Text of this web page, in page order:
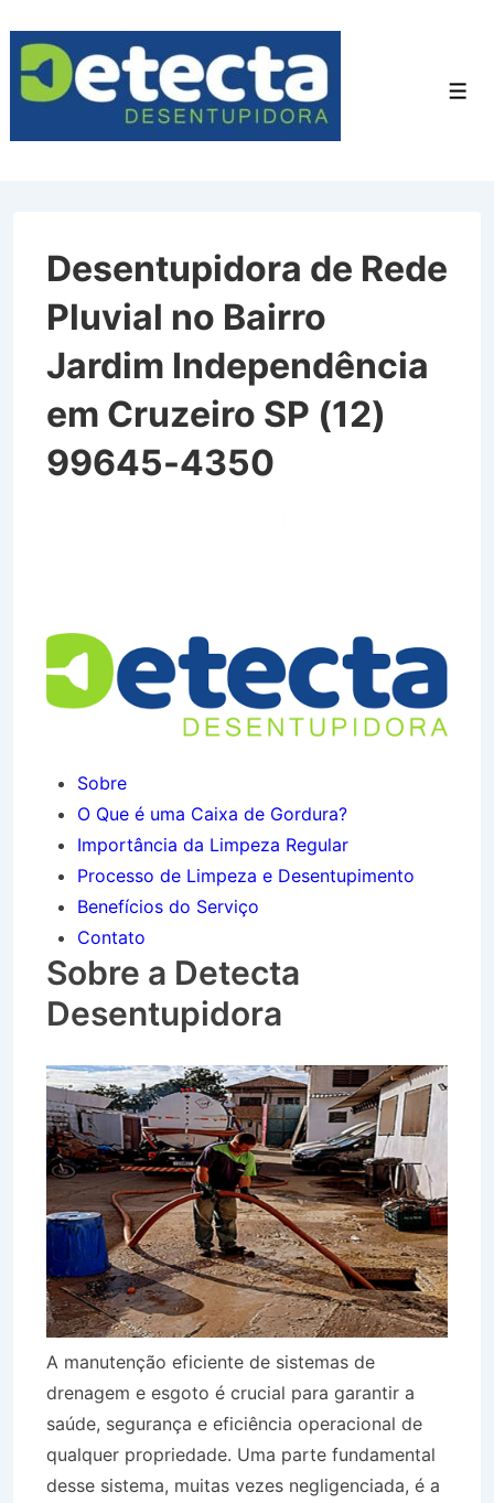
para
Conteúdo
Desentupidora de Rede
Pluvial no Bairro
Jardim Independência
em Cruzeiro SP (12)
99645-4350
Sobre
O Que é uma Caixa de Gordura?
Importância da Limpeza Regular
Processo de Limpeza e Desentupimento
Benefícios do Serviço
Contato
Sobre a Detecta
Desentupidora
A manutenção eficiente de sistemas de
drenagem e esgoto é crucial para garantir a
saúde, segurança e eficiência operacional de
qualquer propriedade. Uma parte fundamental
desse sistema, muitas vezes negligenciada, é a